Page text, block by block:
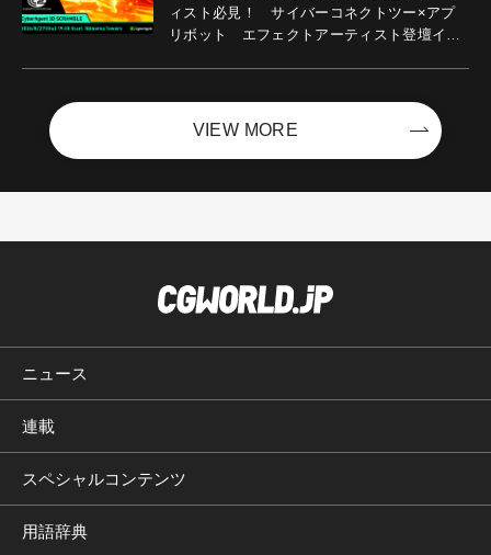
ィスト必見！ サイバーコネクトツー×アプ
リボット エフェクトアーティスト登壇イベ
VIEW MORE
ニュース
連載
スペシャルコンテンツ
用語辞典